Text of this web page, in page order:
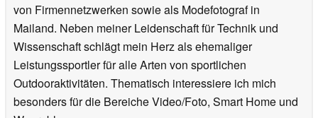
von Firmennetzwerken sowie als Modefotograf in
Mailand. Neben meiner Leidenschaft für Technik und
Wissenschaft schlägt mein Herz als ehemaliger
Leistungssportler für alle Arten von sportlichen
Outdooraktivitäten. Thematisch interessiere ich mich
besonders für die Bereiche Video/Foto, Smart Home und